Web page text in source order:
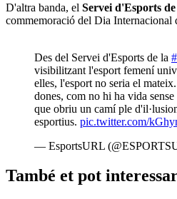
D'altra banda, el Servei d'Esports
commemoració del Dia Internacional
Des del Servei d'Esports de la
visibilitzant l'esport femení
elles, l'esport no seria el
dones, com no hi ha vida
que obriu un camí ple
esportius. pic.twitter.com/
— EsportsURL
També et pot